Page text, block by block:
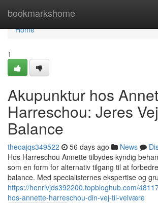
bookmarkshome
Home
Home
1
Akupunktur hos
Harreschou: Jeres
Balance
theoajqs349522 56 days ago News
Hos Harreschou Annette tilbydes kyndig
som en form for alternativ tilgang til at
balance. Med specialisternes ekspertise og
https://henrivjds392200.topbloghub.com/
hos-annette-harreschou-din-vej-til-velvære